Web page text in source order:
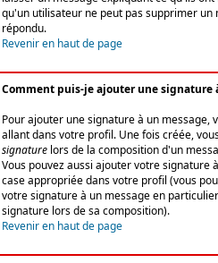
qu'un utilisateur ne peut pas supprimer un
répondu.
Revenir en haut de page
Comment puis-je ajouter une signature
Pour ajouter une signature à un message,
allant dans votre profil. Une fois créée,
signature lors de la composition d'un
Vous pouvez aussi ajouter votre signature
case appropriée dans votre profil (vous
votre signature à un message en
signature lors de sa composition).
Revenir en haut de page